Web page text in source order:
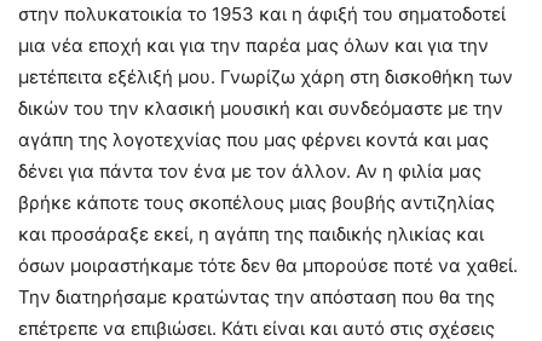
στην πολυκατοικία το 1953 και η άφιξή του σηματοδοτεί
μια νέα εποχή και για την παρέα μας όλων και για την
μετέπειτα εξέλιξή μου. Γνωρίζω χάρη στη δισκοθήκη των
δικών του την κλασική μουσική και συνδεόμαστε με την
αγάπη της λογοτεχνίας που μας φέρνει κοντά και μας
δένει για πάντα τον ένα με τον άλλον. Αν η φιλία μας
βρήκε κάποτε τους σκοπέλους μιας βουβής αντιζηλίας
και προσάραξε εκεί, η αγάπη της παιδικής ηλικίας και
όσων μοιραστήκαμε τότε δεν θα μπορούσε ποτέ να χαθεί.
Την διατηρήσαμε κρατώντας την απόσταση που θα της
επέτρεπε να επιβιώσει. Κάτι είναι και αυτό στις σχέσεις